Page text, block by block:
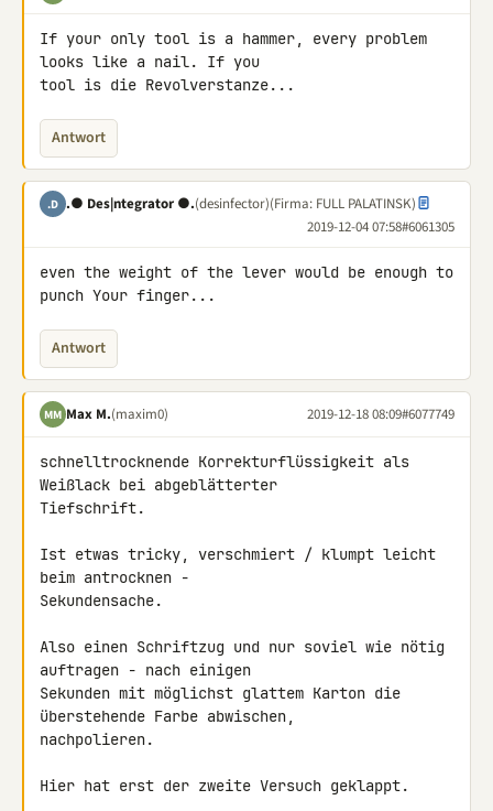
If your only tool is a hammer, every problem
looks like a nail. If you
tool is die Revolverstanze...
Antwort
.D .● Des|ntegrator ●.(desinfector)(Firma: FULL PALATINSK)
2019-12-04 07:58#6061305
even the weight of the lever would be enough to
punch Your finger...
Antwort
MM Max M.(maxim0) 2019-12-18 08:09#6077749
schnelltrocknende Korrekturflüssigkeit als
Weißlack bei abgeblätterter
Tiefschrift.
Ist etwas tricky, verschmiert / klumpt leicht
beim antrocknen -
Sekundensache.
Also einen Schriftzug und nur soviel wie nötig
auftragen - nach einigen
Sekunden mit möglichst glattem Karton die
überstehende Farbe abwischen,
nachpolieren.
Hier hat erst der zweite Versuch geklappt.